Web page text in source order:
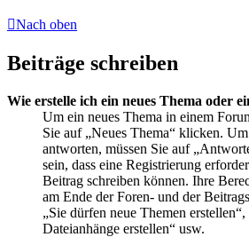
Nach oben
Beiträge schreiben
Wie erstelle ich ein neues Thema oder
Um ein neues Thema in einem
Sie auf „Neues Thema“ klicken.
antworten, müssen Sie auf
sein, dass eine Registrierung
Beitrag schreiben können. Ihre
am Ende der Foren- und der
„Sie dürfen neue Themen
Dateianhänge erstellen“ usw.